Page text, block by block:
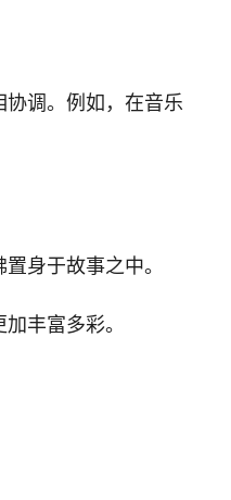
调。例如，在音乐
身于故事之中。
丰富多彩。